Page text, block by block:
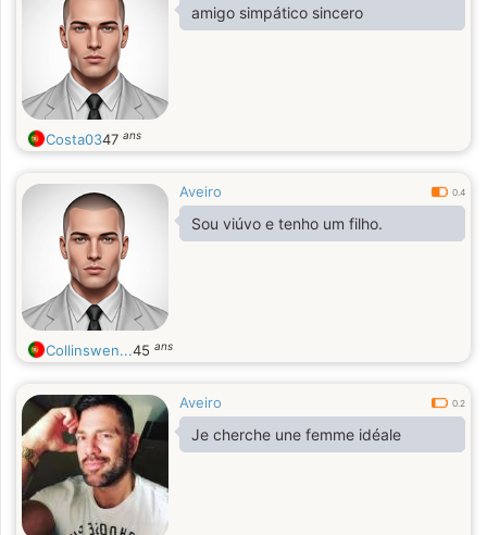
amigo simpático sincero
Costa0347 ans
Aveiro 0.4
Sou viúvo e tenho um filho.
Collinswen...45 ans
Aveiro 0.2
Je cherche une femme idéale